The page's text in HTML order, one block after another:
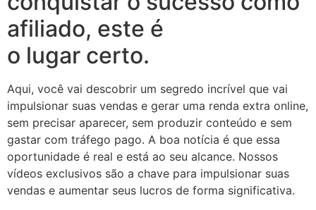
afiliado, este é
o lugar certo.
Aqui, você vai descobrir um segredo incrível que vai
impulsionar suas vendas e gerar uma renda extra online,
sem precisar aparecer, sem produzir conteúdo e sem
gastar com tráfego pago. A boa notícia é que essa
oportunidade é real e está ao seu alcance. Nossos
vídeos exclusivos são a chave para impulsionar suas
vendas e aumentar seus lucros de forma significativa.